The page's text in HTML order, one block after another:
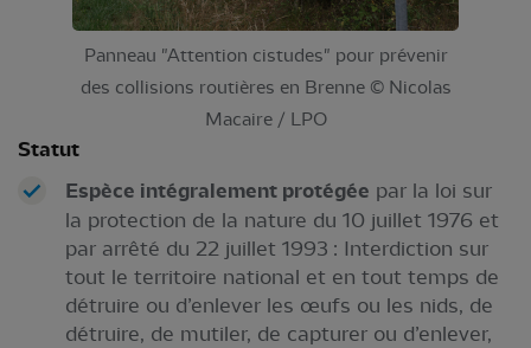
Panneau "Attention cistudes" pour prévenir
des collisions routières en Brenne © Nicolas
Macaire / LPO
Statut
Espèce intégralement protégée par la loi sur
la protection de la nature du 10 juillet 1976 et
par arrêté du 22 juillet 1993 : Interdiction sur
tout le territoire national et en tout temps de
détruire ou d’enlever les œufs ou les nids, de
détruire, de mutiler, de capturer ou d’enlever,